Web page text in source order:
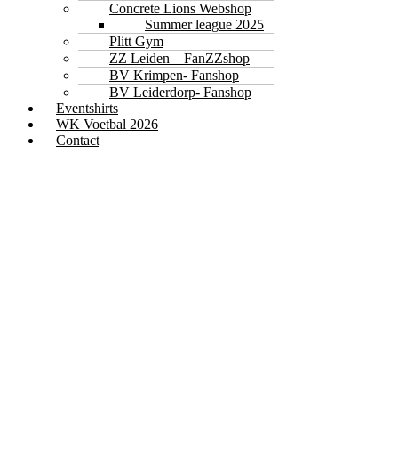
Concrete Lions Webshop
Summer league 2025
Plitt Gym
ZZ Leiden – FanZZshop
BV Krimpen- Fanshop
BV Leiderdorp- Fanshop
Eventshirts
WK Voetbal 2026
Contact